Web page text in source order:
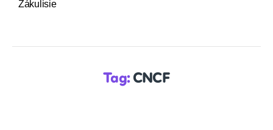
Zákulisie
Tag: CNCF